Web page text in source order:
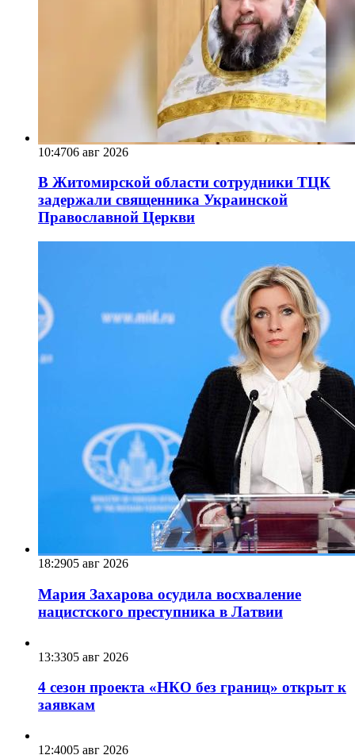
10:4706 авг 2026
В Житомирской области сотрудники ТЦК
задержали священника Украинской
Православной Церкви
18:2905 авг 2026
Мария Захарова осудила восхваление
нацистского преступника в Латвии
13:3305 авг 2026
4 сезон проекта «НКО без границ» открыт к
заявкам
12:4005 авг 2026